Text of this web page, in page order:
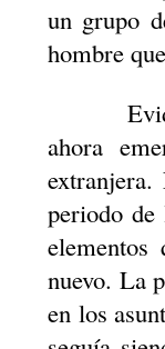
un grupo
hombre
ahora
periodo de
elementos
nuevo. La
en los